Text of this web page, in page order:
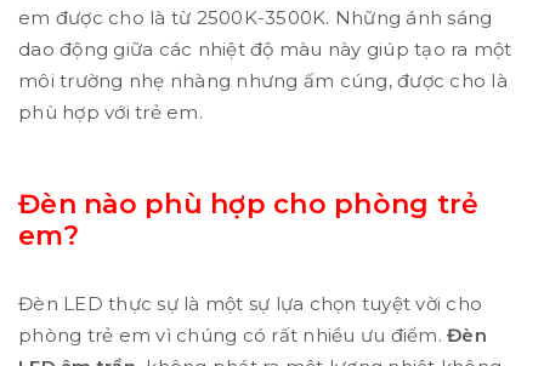
em được cho là từ 2500K-3500K. Những ánh sáng
dao động giữa các nhiệt độ màu này giúp tạo ra một
môi trường nhẹ nhàng nhưng ấm cúng, được cho là
phù hợp với trẻ em.
Đèn nào phù hợp cho phòng trẻ
em?
Đèn LED thực sự là một sự lựa chọn tuyệt vời cho
phòng trẻ em vì chúng có rất nhiều ưu điểm. Đèn